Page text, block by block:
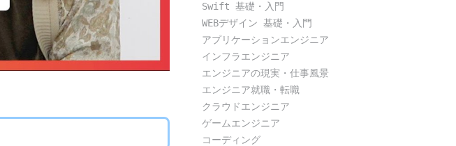
Swift 基礎・入門
WEBデザイン 基礎・入門
アプリケーションエンジニア
インフラエンジニア
エンジニアの現実・仕事風景
エンジニア就職・転職
クラウドエンジニア
ゲームエンジニア
コーディング